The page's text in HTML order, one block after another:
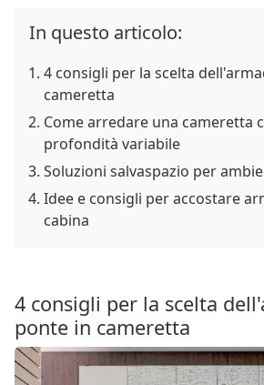
In questo articolo:
4 consigli per la scelta
cameretta
Come arredare una cameretta
profondità variabile
Soluzioni salvaspazio per
Idee e consigli per accostare
cabina
4 consigli per la scelta
ponte in cameretta